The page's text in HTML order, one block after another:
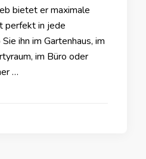
bietet er maximale
perfekt in jede
ihn im Gartenhaus, im
im Büro oder
…